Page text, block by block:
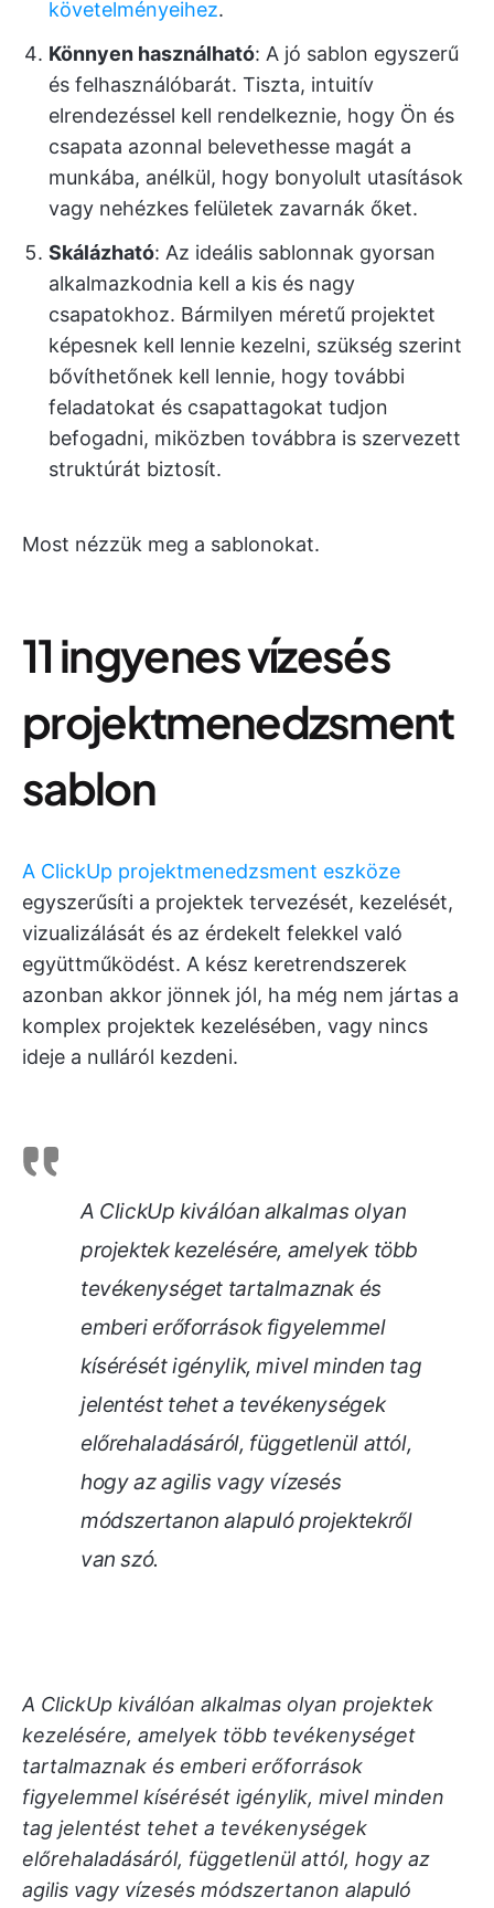
követelményeihez.
Könnyen használható: A jó sablon egyszerű
és felhasználóbarát. Tiszta, intuitív
elrendezéssel kell rendelkeznie, hogy Ön és
csapata azonnal belevethesse magát a
munkába, anélkül, hogy bonyolult utasítások
vagy nehézkes felületek zavarnák őket.
Skálázható: Az ideális sablonnak gyorsan
alkalmazkodnia kell a kis és nagy
csapatokhoz. Bármilyen méretű projektet
képesnek kell lennie kezelni, szükség szerint
bővíthetőnek kell lennie, hogy további
feladatokat és csapattagokat tudjon
befogadni, miközben továbbra is szervezett
struktúrát biztosít.
Most nézzük meg a sablonokat.
11 ingyenes vízesés
projektmenedzsment
sablon
A ClickUp projektmenedzsment eszköze
egyszerűsíti a projektek tervezését, kezelését,
vizualizálását és az érdekelt felekkel való
együttműködést. A kész keretrendszerek
azonban akkor jönnek jól, ha még nem jártas a
komplex projektek kezelésében, vagy nincs
ideje a nulláról kezdeni.
A ClickUp kiválóan alkalmas olyan
projektek kezelésére, amelyek több
tevékenységet tartalmaznak és
emberi erőforrások figyelemmel
kísérését igénylik, mivel minden tag
jelentést tehet a tevékenységek
előrehaladásáról, függetlenül attól,
hogy az agilis vagy vízesés
módszertanon alapuló projektekről
van szó.
A ClickUp kiválóan alkalmas olyan projektek
kezelésére, amelyek több tevékenységet
tartalmaznak és emberi erőforrások
figyelemmel kísérését igénylik, mivel minden
tag jelentést tehet a tevékenységek
előrehaladásáról, függetlenül attól, hogy az
agilis vagy vízesés módszertanon alapuló